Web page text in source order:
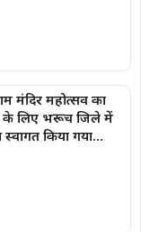
मंदिर महोत्सव का
के लिए भरूच जिले में
किया गया…